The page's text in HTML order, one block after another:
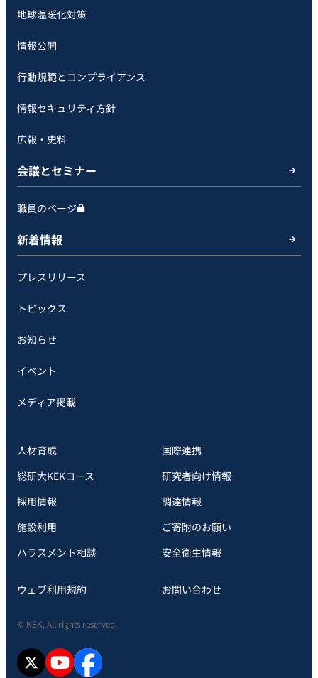
地球温暖化対策
情報公開
行動規範とコンプライアンス
情報セキュリティ方針
広報・史料
会議とセミナー
職員のページ
新着情報
プレスリリース
トピックス
お知らせ
イベント
メディア掲載
人材育成
国際連携
総研大KEKコース
研究者向け情報
採用情報
調達情報
施設利用
ご寄附のお願い
ハラスメント相談
安全衛⽣情報
ウェブ利用規約 お問い合わせ
© KEK, All rights reserved.
X YouTubefacebook